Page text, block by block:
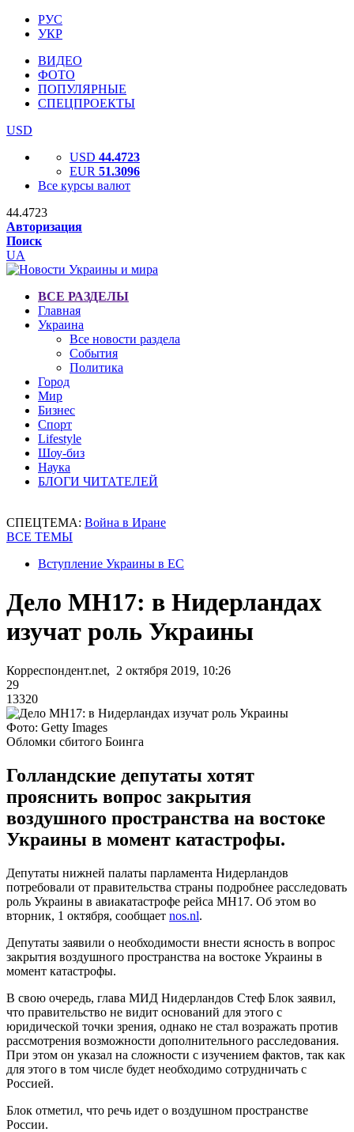
РУС
УКР
ВИДЕО
ФОТО
ПОПУЛЯРНЫЕ
СПЕЦПРОЕКТЫ
USD
USD 44.4723
EUR 51.3096
Все курсы валют
44.4723
Авторизация
Поиск
UA
ВСЕ РАЗДЕЛЫ
Главная
Украина
Все новости раздела
События
Политика
Город
Мир
Бизнес
Спорт
Lifestyle
Шоу-биз
Наука
БЛОГИ ЧИТАТЕЛЕЙ
СПЕЦТЕМА: Война в Иране
ВСЕ ТЕМЫ
Вступление Украины в ЕС
Дело MH17: в Нидерландах
изучат роль Украины
Корреспондент.net, 2 октября 2019, 10:26
29
13320
Фото: Getty Images
Обломки сбитого Боинга
Голландские депутаты хотят
прояснить вопрос закрытия
воздушного пространства на востоке
Украины в момент катастрофы.
Депутаты нижней палаты парламента Нидерландов
потребовали от правительства страны подробнее расследовать
роль Украины в авиакатастрофе рейса МН17. Об этом во
вторник, 1 октября, сообщает nos.nl.
Депутаты заявили о необходимости внести ясность в вопрос
закрытия воздушного пространства на востоке Украины в
момент катастрофы.
В свою очередь, глава МИД Нидерландов Стеф Блок заявил,
что правительство не видит оснований для этого с
юридической точки зрения, однако не стал возражать против
рассмотрения возможности дополнительного расследования.
При этом он указал на сложности с изучением фактов, так как
для этого в том числе будет необходимо сотрудничать с
Россией.
Блок отметил, что речь идет о воздушном пространстве
России.